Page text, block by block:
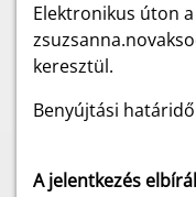
Elektronikus úton a
keresztül.
Benyújtási
A jelentkezés